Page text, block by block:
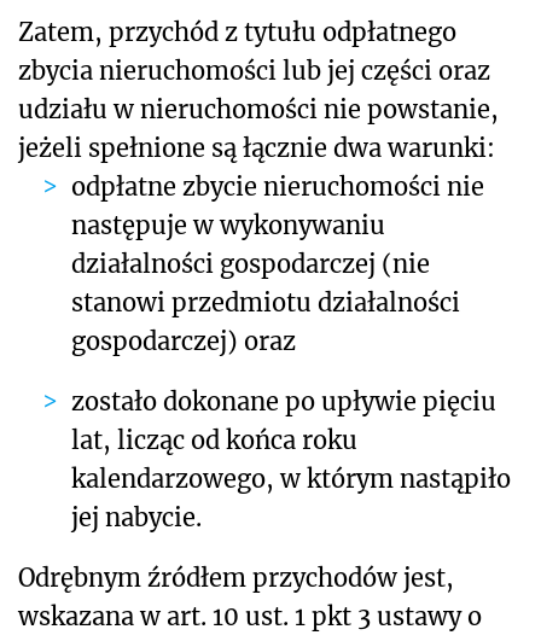
Zatem, przychód z tytułu odpłatnego
zbycia nieruchomości lub jej części oraz
udziałuw nieruchomości nie powstanie,
jeżeli spełnione są łącznie dwa warunki:
odpłatne zbycie nieruchomości nie
następuje w wykonywaniu
działalności gospodarczej (nie
stanowi przedmiotu działalności
gospodarczej) oraz
zostało dokonane po upływie pięciu
lat, licząc od końca roku
kalendarzowego, w którym nastąpiło
jej nabycie.
Odrębnym źródłem przychodów jest,
wskazana w art. 10 ust. 1 pkt 3 ustawy o